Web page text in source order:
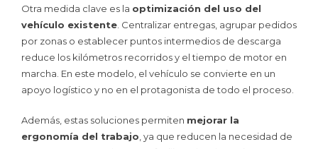
Otra medida clave es la optimización del uso del
vehículo existente. Centralizar entregas, agrupar pedidos
por zonas o establecer puntos intermedios de descarga
reduce los kilómetros recorridos y el tiempo de motor en
marcha. En este modelo, el vehículo se convierte en un
apoyo logístico y no en el protagonista de todo el proceso.
Además, estas soluciones permiten mejorar la
ergonomía del trabajo , ya que reducen la necesidad de